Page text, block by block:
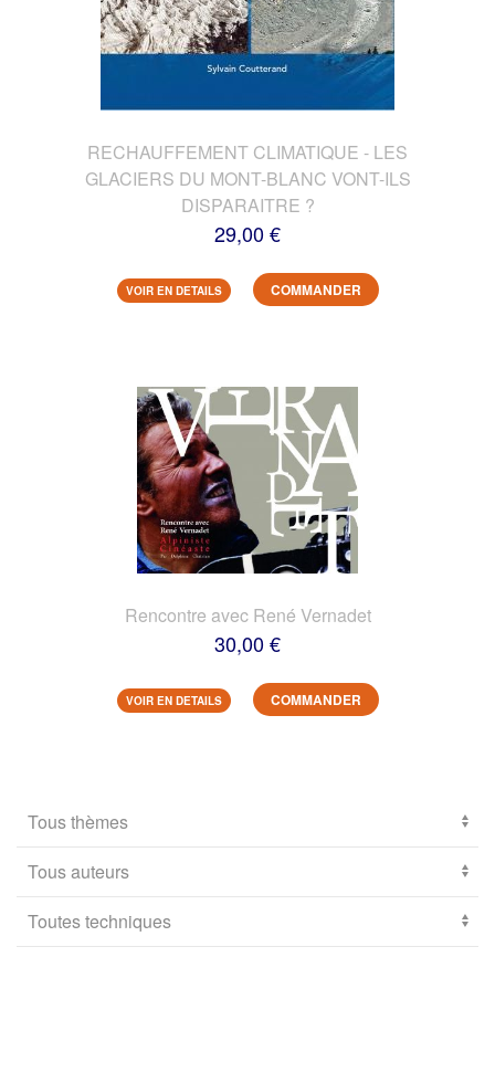
RECHAUFFEMENT CLIMATIQUE - LES
GLACIERS DU MONT-BLANC VONT-ILS
DISPARAITRE ?
29,00 €
VOIR EN DETAILS COMMANDER
Rencontre avec René Vernadet
30,00 €
VOIR EN DETAILS COMMANDER